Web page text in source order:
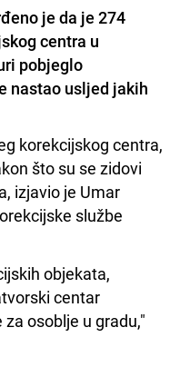
je da je 274
centra u
pobjeglo
nastao usljed jakih
korekcijskog centra,
što su se zidovi
izjavio je Umar
službe
objekata,
centar
osoblje u gradu,"